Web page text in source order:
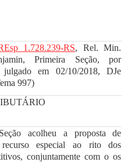
1.728.239-RS, Rel. Min.
Primeira Seção, por
julgado em 02/10/2018, DJe
997)
acolheu a proposta de
especial ao rito dos
conjuntamente com o os